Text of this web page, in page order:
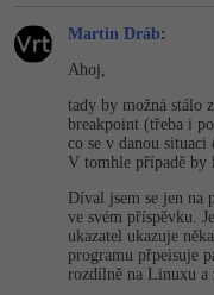
WordPress
SEO
Umělá
Pro děti
Více
Fórum
Kurzy e-
Martin Dráb:
Ahoj,
tady by možná stálo
breakpoint (třeba i
co se v danou
V tomhle případě by
Díval jsem se jen na
ve svém příspěvku.
ukazatel ukazuje
programu přpeisuje
rozdílně na Linuxu a